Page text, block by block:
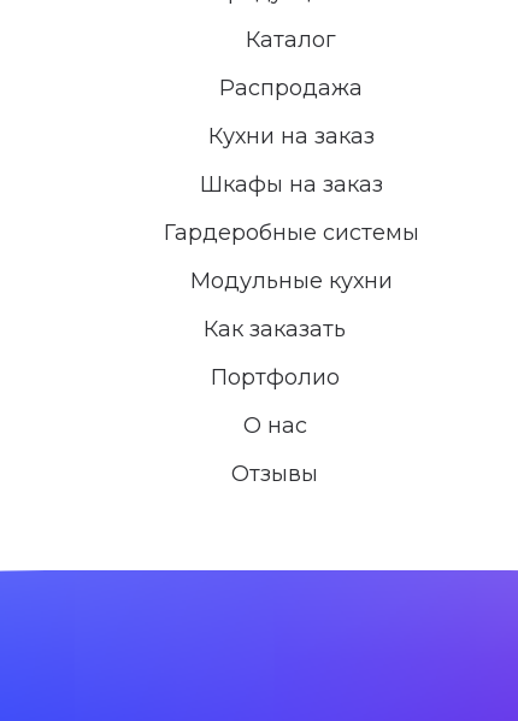
Каталог
Распродажа
Кухни на заказ
Шкафы на заказ
Гардеробные системы
Модульные кухни
Как заказать
Портфолио
О нас
Отзывы